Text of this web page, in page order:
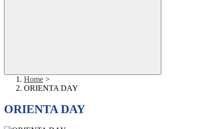
Home >
ORIENTA DAY
ORIENTA DAY